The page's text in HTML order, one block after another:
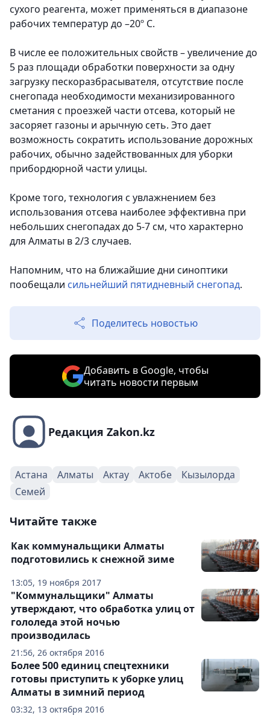
сухого реагента, может применяться в диапазоне
рабочих температур до –20º С.
В числе ее положительных свойств – увеличение до
5 раз площади обработки поверхности за одну
загрузку пескоразбрасывателя, отсутствие после
снегопада необходимости механизированного
сметания с проезжей части отсева, который не
засоряет газоны и арычную сеть. Это дает
возможность сократить использование дорожных
рабочих, обычно задействованных для уборки
прибордюрной части улицы.
Кроме того, технология с увлажнением без
использования отсева наиболее эффективна при
небольших снегопадах до 5-7 см, что характерно
для Алматы в 2/3 случаев.
Напомним, что на ближайшие дни синоптики
пообещали сильнейший пятидневный снегопад.
Поделитесь новостью
Добавить в Google, чтобы
читать новости первым
Редакция Zakon.kz
Астана Алматы Актау Актобе
Кызылорда
Семей
Читайте также
13:05, 19 ноября 2017
Как коммунальщики Алматы
подготовились к снежной зиме
21:56, 26 октября 2016
"Коммунальщики" Алматы
утверждают, что обработка улиц от
гололеда этой ночью
производилась
03:32, 13 октября 2016
Более 500 единиц спецтехники
готовы приступить к уборке улиц
Алматы в зимний период